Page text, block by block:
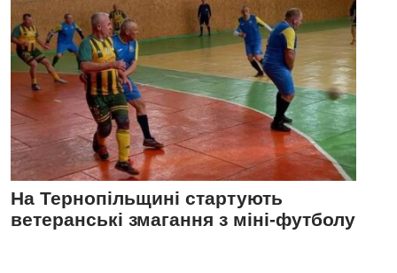
На Тернопільщині стартують
ветеранські змагання з міні-футболу